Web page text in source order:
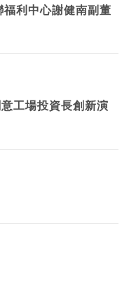
利中心謝健南副董
工場投資長創新演